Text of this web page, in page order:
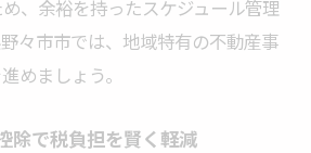
、余裕を持ったスケジュール管理
々市市では、地域特有の不動産事
めましょう。
除で税負担を賢く軽減